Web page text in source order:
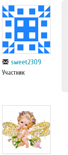
sweet2309
Участник